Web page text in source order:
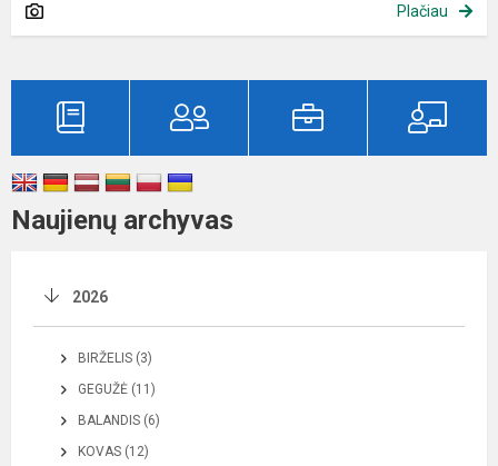
Plačiau
Naujienų archyvas
2026
BIRŽELIS (3)
GEGUŽĖ (11)
BALANDIS (6)
KOVAS (12)